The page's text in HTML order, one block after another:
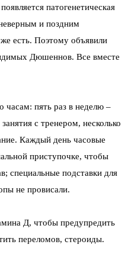
патогенетическая
и поздним
есть. Поэтому объявили
Дюшеннов. Все вместе
часам: пять раз в неделю –
с тренером, несколько
Каждый день часовые
приступочке, чтобы
специальные подставки для
не провисали.
Д, чтобы предупредить
переломов, стероиды.